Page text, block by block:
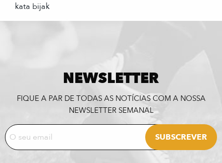
kata bijak
NEWSLETTER
FIQUE A PAR DE TODAS AS NOTÍCIAS COM A NOSSA
NEWSLETTER SEMANAL